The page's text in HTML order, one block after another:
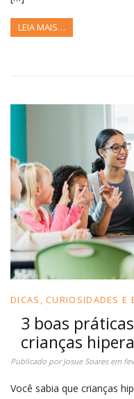
LEIA MAIS…
DICAS, CURIOSIDADES E
3 boas
crianças
Publicado porJosue Soaresem
Você sabia que crianças